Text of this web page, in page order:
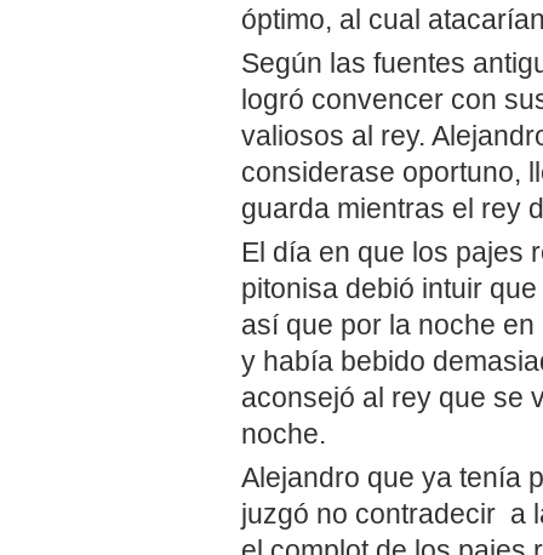
óptimo, al cual
Según las fuentes
logró convencer con
valiosos al rey.
considerase oportuno,
guarda mientras el rey
El día en que los pajes
pitonisa debió intuir
así que por la noche
y había bebido
aconsejó al rey que se
noche.
Alejandro que ya tenía
juzgó no contradecir a